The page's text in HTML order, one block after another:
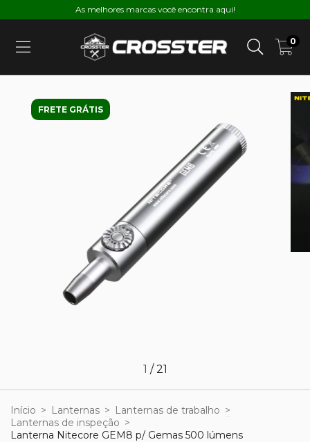
As melhores marcas você encontra aqui!
0
FRETE GRÁTIS
1 /21
Início > Lanternas > Lanternas de trabalho >
Lanternas de inspeção >
Lanterna Nitecore GEM8 p/ Gemas 500 lúmens